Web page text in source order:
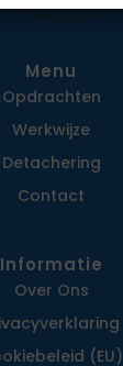
Menu
Opdrachten
Werkwijze
Detachering
Contact
Informatie
Over Ons
(EU)